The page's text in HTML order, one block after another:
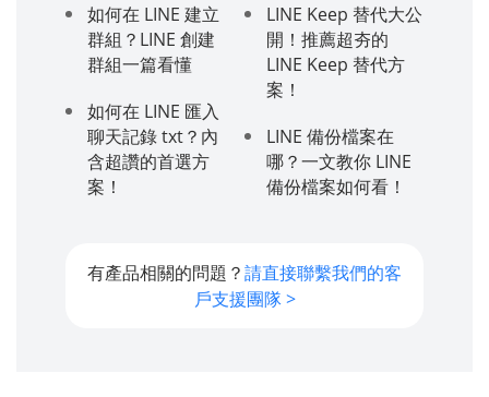
如何在 LINE 建立
群組？LINE 創建
群組一篇看懂
如何在 LINE 匯入
聊天記錄 txt？內
含超讚的首選方
案！
LINE Keep 替代大公
開！推薦超夯的
LINE Keep 替代方
案！
LINE 備份檔案在
哪？一文教你 LINE
備份檔案如何看！
有產品相關的問題？請直接聯繫我們的客
戶支援團隊 >